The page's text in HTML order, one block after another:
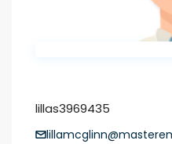
lillas3969435